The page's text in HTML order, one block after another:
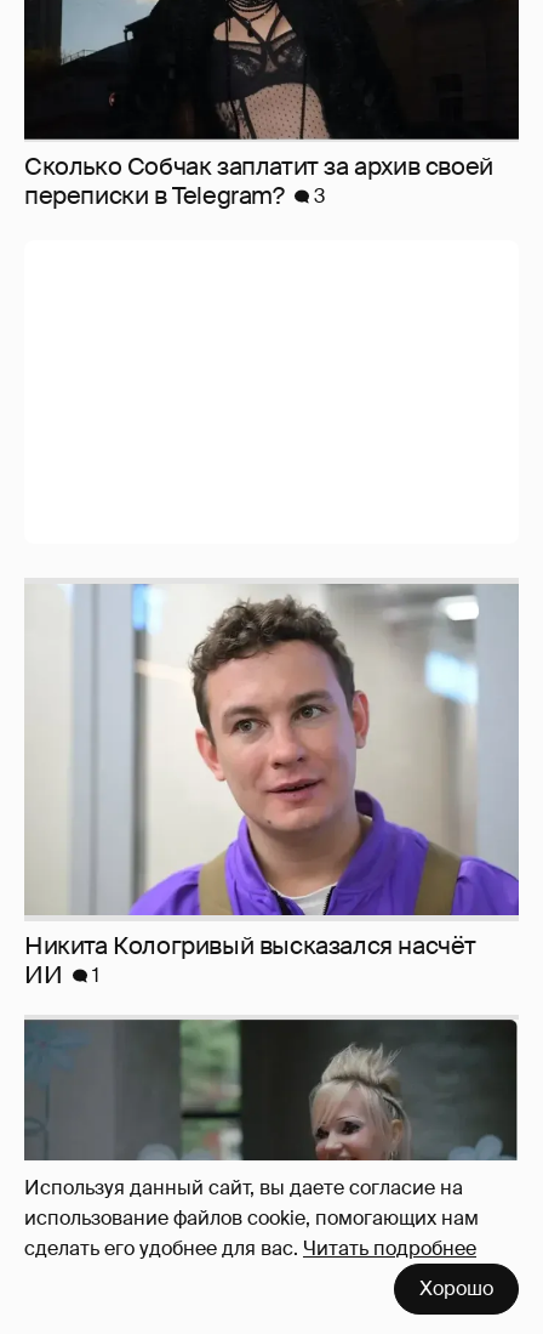
Используя данный сайт, вы даете согласие на
использование файлов cookie, помогающих нам
сделать его удобнее для вас. Читать подробнее
Хорошо
Сколько Собчак заплатит за архив своей
перeписки в Telegram?
3
Никита Кологривый высказался насчёт
Певица Глюкоза рассказала о съёмках для
эротического журнала
3